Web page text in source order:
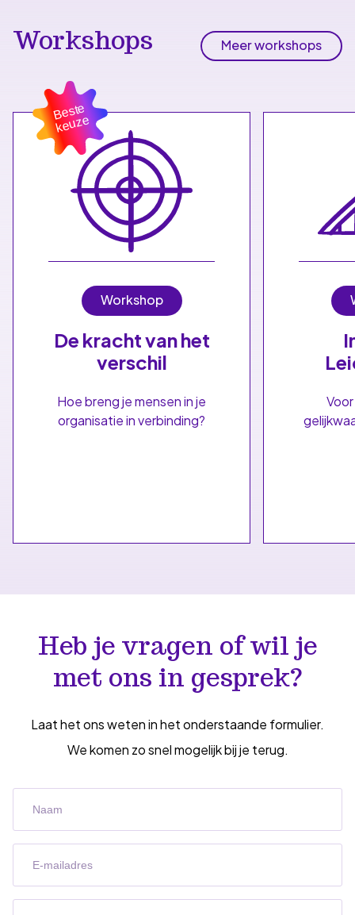
Workshops Meer workshops
Workshop
De kracht van het
verschil
Hoe breng je mensen in je
organisatie in verbinding?
Heb je vragen of wil je
met ons in gesprek?
Laat het ons weten in het onderstaande formulier.
We komen zo snel mogelijk bij je terug.
(Vereist)
mailadres